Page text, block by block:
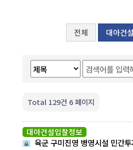
전체 대아건
Total 129건 6 페이지
대아건설입찰정보
육군 구미진영 병영시설 민간